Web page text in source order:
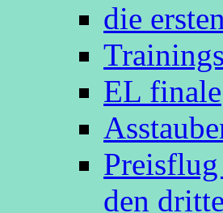
die
EL finale
den